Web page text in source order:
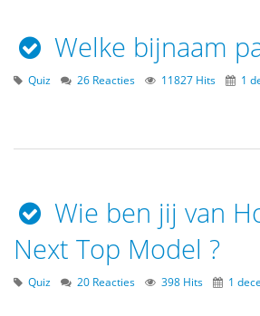
Welke bijnaam
Quiz 26 Reacties 11827 Hits 1
Wie ben jij van
Next Top Model ?
Quiz 20 Reacties 398 Hits 1